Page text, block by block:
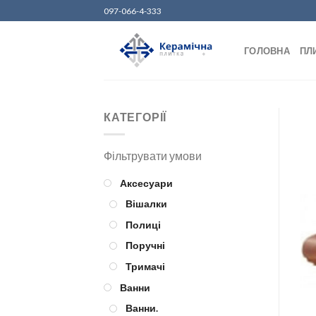
to
097-066-4-333
ГОЛОВНА
КАТЕГОРІЇ
Аксесуари
Вішалки
Полиці
Поручні
Тримачі
Ванни
Ванни.